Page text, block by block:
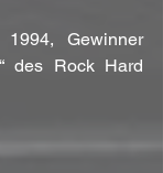
1994, Gewinner
des Rock Hard